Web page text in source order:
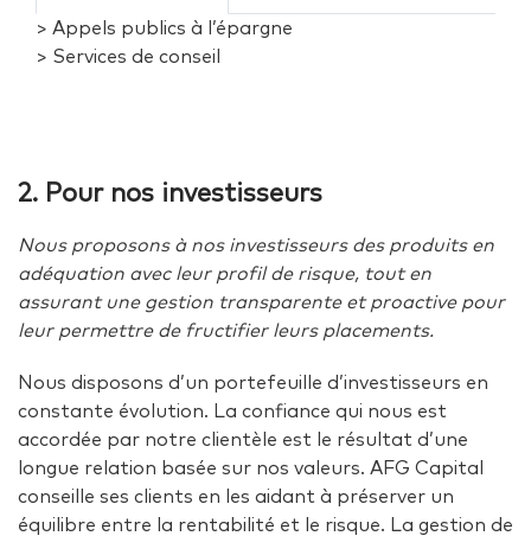
> Appels publics à l’épargne
> Services de conseil
2. Pour nos investisseurs
Nous proposons à nos investisseurs des produits en
adéquation avec leur profil de risque, tout en
assurant une gestion transparente et proactive pour
leur permettre de fructifier leurs placements.
Nous disposons d’un portefeuille d’investisseurs en
constante évolution. La confiance qui nous est
accordée par notre clientèle est le résultat d’une
longue relation basée sur nos valeurs. AFG Capital
conseille ses clients en les aidant à préserver un
équilibre entre la rentabilité et le risque. La gestion de